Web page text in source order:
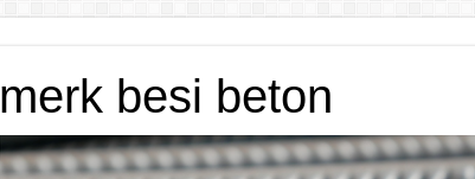
merk besi beton